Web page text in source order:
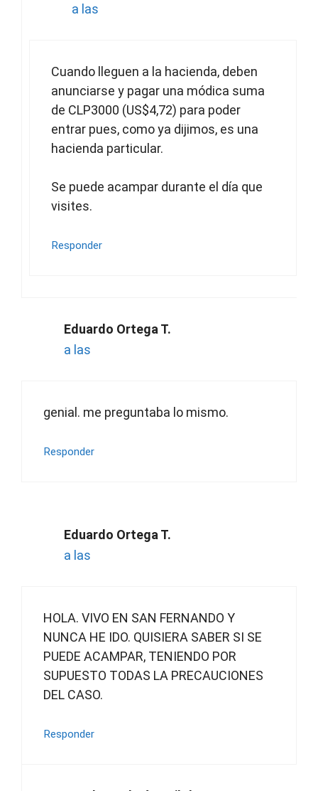
a las
Cuando lleguen a la hacienda, deben
anunciarse y pagar una módica suma
de CLP3000 (US$4,72) para poder
entrar pues, como ya dijimos, es una
hacienda particular.
Se puede acampar durante el día que
visites.
Responder
Eduardo Ortega T.
a las
genial. me preguntaba lo mismo.
Responder
Eduardo Ortega T.
a las
HOLA. VIVO EN SAN FERNANDO Y
NUNCA HE IDO. QUISIERA SABER SI SE
PUEDE ACAMPAR, TENIENDO POR
SUPUESTO TODAS LA PRECAUCIONES
DEL CASO.
Responder